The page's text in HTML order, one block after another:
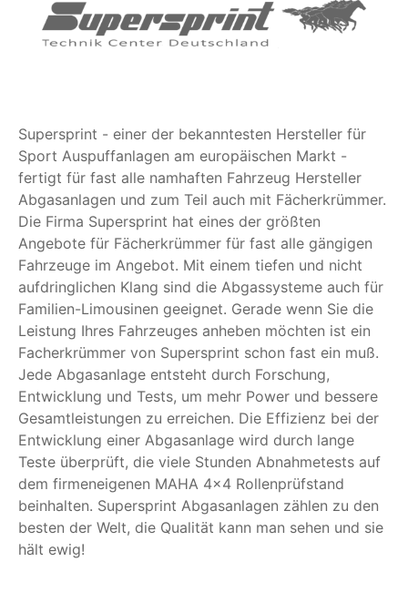
Supersprint - einer der bekanntesten Hersteller für
Sport Auspuffanlagen am europäischen Markt -
fertigt für fast alle namhaften Fahrzeug Hersteller
Abgasanlagen und zum Teil auch mit Fächerkrümmer.
Die Firma Supersprint hat eines der größten
Angebote für Fächerkrümmer für fast alle gängigen
Fahrzeuge im Angebot. Mit einem tiefen und nicht
aufdringlichen Klang sind die Abgassysteme auch für
Familien-Limousinen geeignet. Gerade wenn Sie die
Leistung Ihres Fahrzeuges anheben möchten ist ein
Facherkrümmer von Supersprint schon fast ein muß.
Jede Abgasanlage entsteht durch Forschung,
Entwicklung und Tests, um mehr Power und bessere
Gesamtleistungen zu erreichen. Die Effizienz bei der
Entwicklung einer Abgasanlage wird durch lange
Teste überprüft, die viele Stunden Abnahmetests auf
dem firmeneigenen MAHA 4x4 Rollenprüfstand
beinhalten. Supersprint Abgasanlagen zählen zu den
besten der Welt, die Qualität kann man sehen und sie
hält ewig!